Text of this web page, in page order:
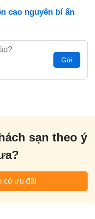
cao nguyên bí ẩn
Gửi
sạn theo ý
có ưu đãi